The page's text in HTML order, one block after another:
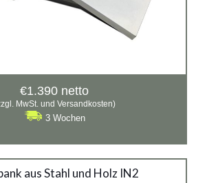
€1.390 netto
MwSt. und Versandkosten)
3 Wochen
aus Stahl und Holz IN2
aus Stahl und